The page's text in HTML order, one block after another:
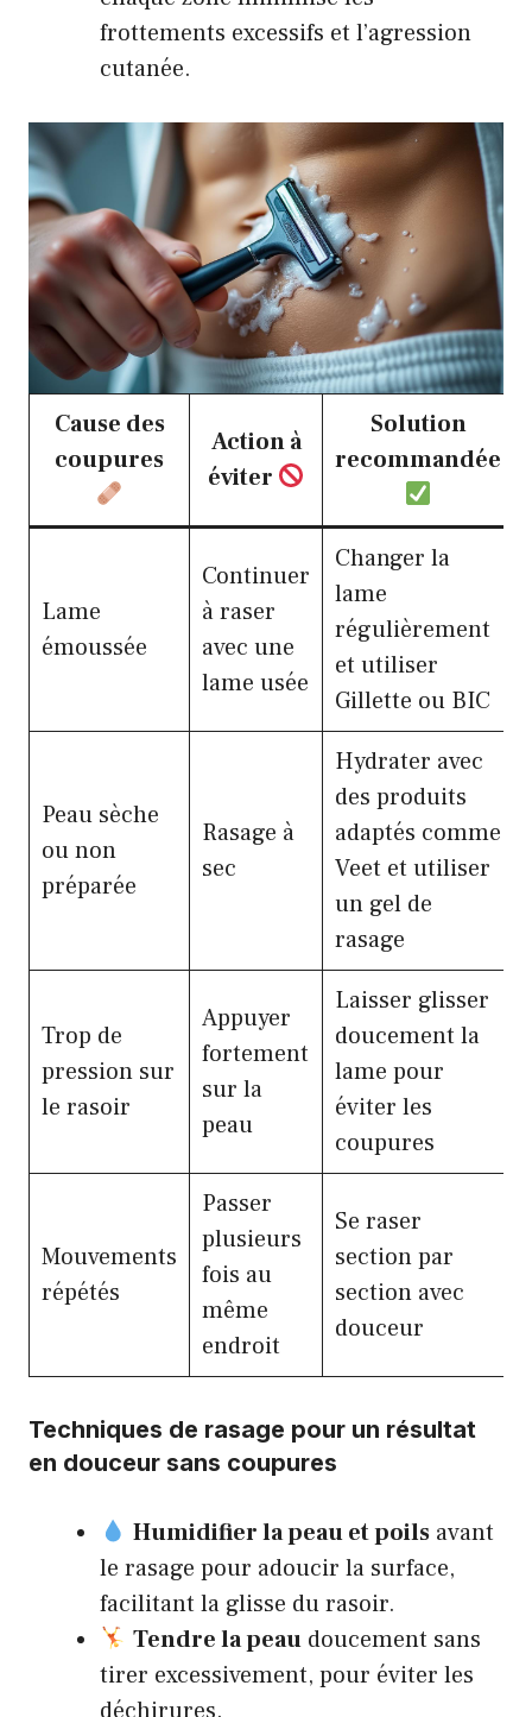
frottements excessifs et l’agression
cutanée.
Cause des
coupures
Action à
éviter
Solution
recommandée
Lame
émoussée
Continuer
à raser
avec une
lame usée
Changer la
lame
régulièrement
et utiliser
Gillette ou BIC
Peau sèche
ou non
préparée
Rasage à
sec
Hydrater avec
des produits
adaptés comme
Veet et utiliser
un gel de
rasage
Trop de
pression sur
le rasoir
Appuyer
fortement
sur la
peau
Laisser glisser
doucement la
lame pour
éviter les
coupures
Mouvements
répétés
Passer
plusieurs
fois au
même
endroit
Se raser
section par
section avec
douceur
Techniques de rasage pour un résultat
en douceur sans coupures
Humidifier la peau et poilsavant
le rasage pour adoucir la surface,
facilitant la glisse du rasoir.
Tendre la peaudoucement sans
tirer excessivement, pour éviter les